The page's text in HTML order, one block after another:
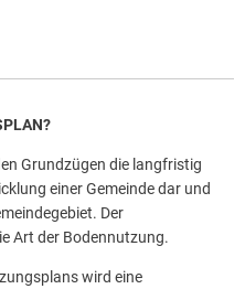
Grundzügen die langfristig
einer Gemeinde dar und
Der
Art der Bodennutzung.
wird eine